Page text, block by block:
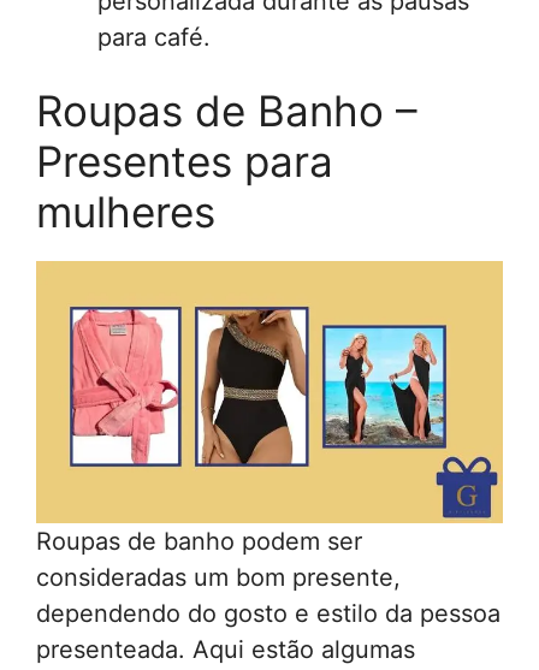
para café.
Roupas de Banho –
Presentes para
mulheres
Roupas de banho podem ser
consideradas um bom presente,
dependendo do gosto e estilo da pessoa
presenteada. Aqui estão algumas